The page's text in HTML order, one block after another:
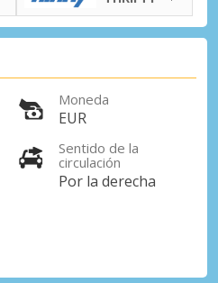
Moneda
EUR
Sentido de la
circulación
Por la derecha